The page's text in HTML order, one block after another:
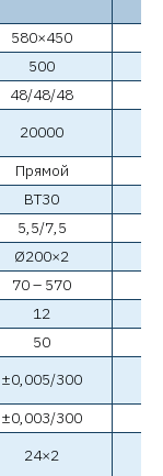
580×450
500
48/48/48
20000
Прямой
BT30
5,5/7,5
Ø200×2
70 – 570
12
50
±0,005/300
±0,003/300
24×2